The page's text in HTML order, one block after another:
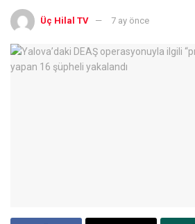
Üç Hilal TV 7 ay önce